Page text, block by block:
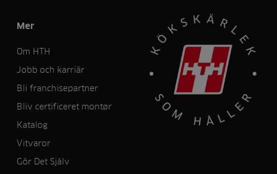
Mer
Om HTH
Jobb och karriär
Bli franchisepartner
Bliv certificeret montør
Katalog
Vitvaror
Gör Det Sjålv